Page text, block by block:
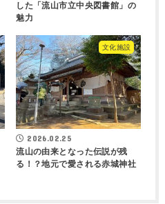
した「流山市立中央図書館」の
魅力
文化施設
2026.02.25
流山の由来となった伝説が残
る！？地元で愛される赤城神社